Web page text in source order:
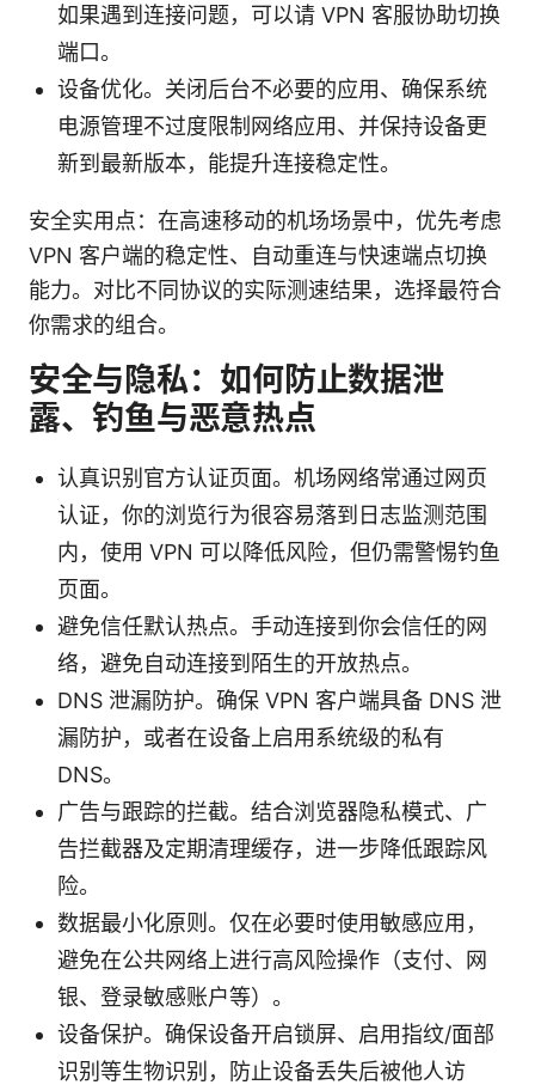
如果遇到连接问题，可以请 VPN 客服协助切换
端口。
设备优化。关闭后台不必要的应用、确保系统
电源管理不过度限制网络应用、并保持设备更
新到最新版本，能提升连接稳定性。
安全实用点：在高速移动的机场场景中，优先考虑
VPN 客户端的稳定性、自动重连与快速端点切换
能力。对比不同协议的实际测速结果，选择最符合
你需求的组合。
安全与隐私：如何防止数据泄
露、钓鱼与恶意热点
认真识别官方认证页面。机场网络常通过网页
认证，你的浏览行为很容易落到日志监测范围
内，使用 VPN 可以降低风险，但仍需警惕钓鱼
页面。
避免信任默认热点。手动连接到你会信任的网
络，避免自动连接到陌生的开放热点。
DNS 泄漏防护。确保 VPN 客户端具备 DNS 泄
漏防护，或者在设备上启用系统级的私有
DNS。
广告与跟踪的拦截。结合浏览器隐私模式、广
告拦截器及定期清理缓存，进一步降低跟踪风
险。
数据最小化原则。仅在必要时使用敏感应用，
避免在公共网络上进行高风险操作（支付、网
银、登录敏感账户等）。
设备保护。确保设备开启锁屏、启用指纹/面部
识别等生物识别，防止设备丢失后被他人访